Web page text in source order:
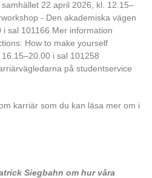
22 april 2026, kl. 12.15–
- Den akademiska vägen
sal 101166 Mer information
How to make yourself
i sal 101258
på studentservice
karriär som du kan läsa mer om i
Siegbahn om hur våra